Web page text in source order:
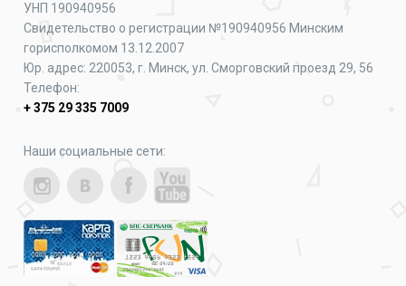
УНП 190940956
Свидетельство о регистрации №190940956 Минским
горисполкомом 13.12.2007
Юр. адрес: 220053, г. Минск, ул. Сморговский проезд 29, 56
Телефон:
+ 375 29 335 7009
Наши социальные сети: